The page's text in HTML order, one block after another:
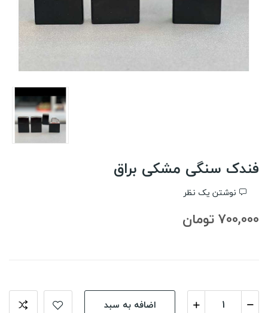
فندک سنگی مشکی براق
نوشتن یک نظر
700,000 تومان
اضافه به سبد